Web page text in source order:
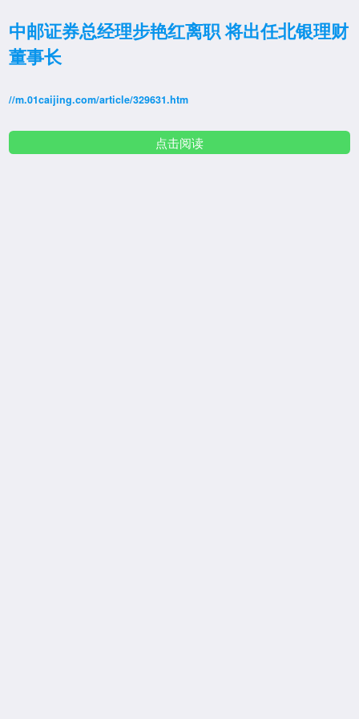
中邮证券总经理步艳红离职 将出任北银理财
董事长
//m.01caijing.com/article/329631.htm
点击阅读